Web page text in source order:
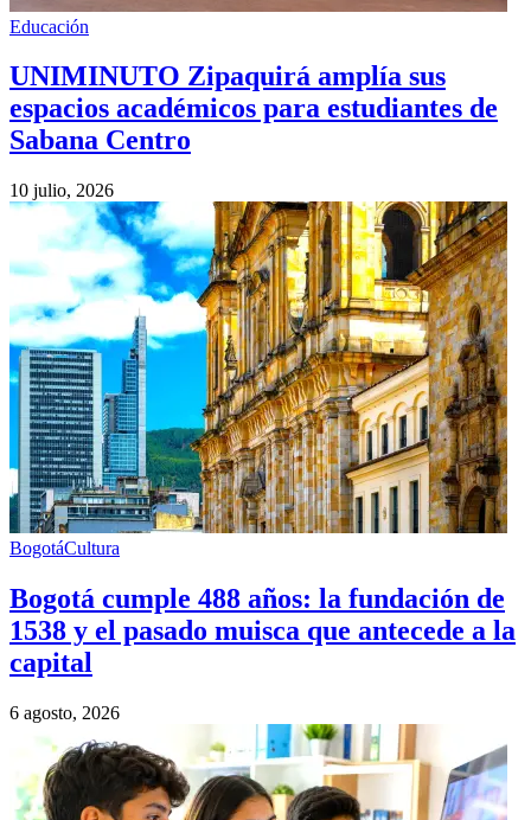
Educación
UNIMINUTO Zipaquirá amplía sus
espacios académicos para estudiantes de
Sabana Centro
10 julio, 2026
BogotáCultura
Bogotá cumple 488 años: la fundación de
1538 y el pasado muisca que antecede a la
capital
6 agosto, 2026